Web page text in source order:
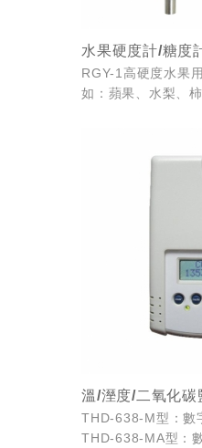
水果硬度計/糖度
RGY-1高硬度水果用
如：蘋果、水梨、
溫/溼度/二氧化
THD-638-M型：數
THD-638-MA型：